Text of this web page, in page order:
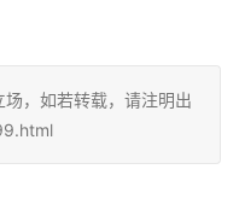
，如若转载，请注明出